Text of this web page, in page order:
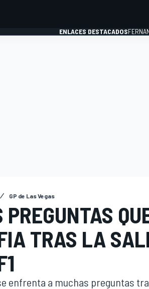
ENLACES DESTACADOS
GP de Las Vegas
PREGUNTAS
TRAS LA
enfrenta a muchas preguntas